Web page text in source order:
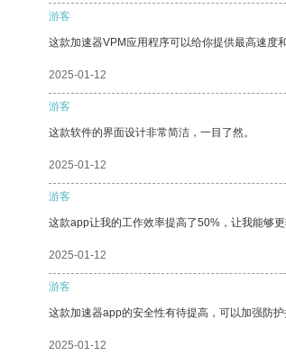
游客
这款加速器VPM应用程序可以给你提供最高速度
2025-01-12
游客
这款软件的界面设计非常简洁，一目了然。
2025-01-12
游客
这款app让我的工作效率提高了50%，让我能够
2025-01-12
游客
这款加速器app的安全性有待提高，可以加强防护
2025-01-12